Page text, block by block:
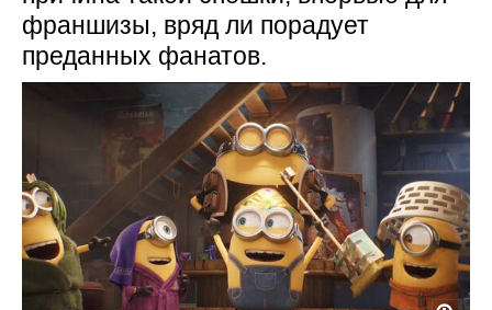
франшизы, вряд ли порадует
преданных фанатов.